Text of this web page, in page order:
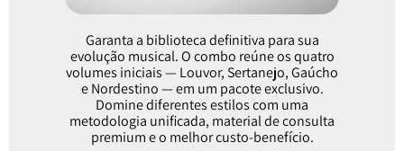
Garanta a biblioteca definitiva para sua
evolução musical. O combo reúne os quatro
volumes iniciais — Louvor, Sertanejo, Gaúcho
e Nordestino — em um pacote exclusivo.
Domine diferentes estilos com uma
metodologia unificada, material de consulta
premium e o melhor custo-benefício.